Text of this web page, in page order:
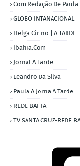
Com Redação De
GLOBO INTANACIONAL
Helga Cirino | A TARDE
Ibahia.com
Jornal A Tarde
Leandro Da Silva
Paula A Jorna A Tarde
REDE BAHIA
TV SANTA CRUZ-REDE